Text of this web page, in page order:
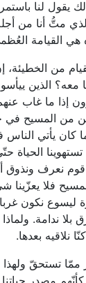
لنا باستمرار:
متُّ أنا من
القيامة العُظمى.
من الخطيئة،
معه؟ الذين
إذا ما غاب
من المسيح في
كان يأتي الناس
الحياة حتّى
نعرف ونذوق أنّ
فلا يعزّينا
نكون غرباء
ندامة. ولماذا
نلاقيه بعدها.
ممّا تستحقّ ولهذا